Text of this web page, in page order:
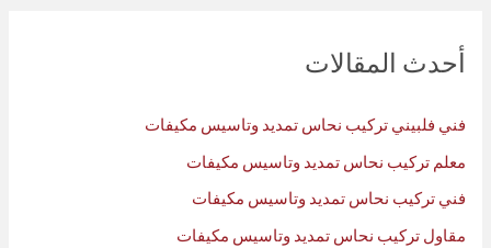
ث
عأحدث المقالات
فني فلبيني تركيب نحاس تمديد وتاسيس مكيفات
معلم تركيب نحاس تمديد وتاسيس مكيفات
فني تركيب نحاس تمديد وتاسيس مكيفات
مقاول تركيب نحاس تمديد وتاسيس مكيفات